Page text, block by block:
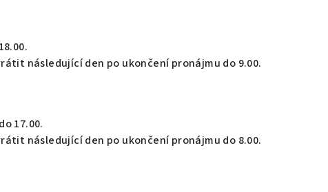
následující den po ukončení pronájmu do 9.00.
17.00.
následující den po ukončení pronájmu do 8.00.